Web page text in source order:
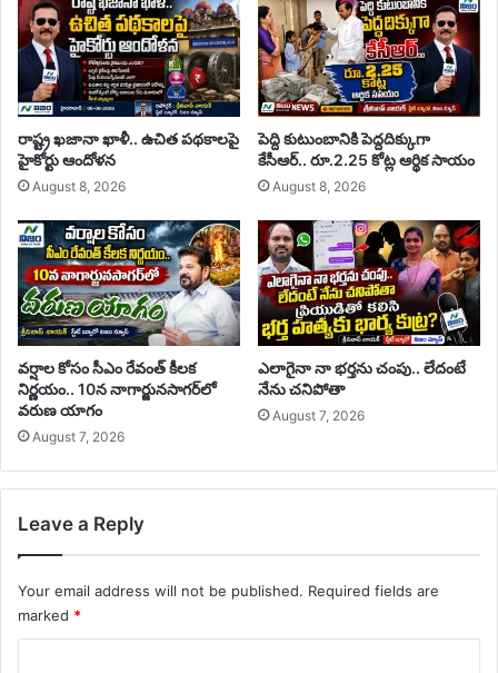
రాష్ట్ర ఖజానా ఖాళీ.. ఉచిత పథకాలపై
హైకోర్టు ఆందోళన
August 8, 2026
పెద్ది కుటుంబానికి పెద్దదిక్కుగా
కేసీఆర్.. రూ.2.25 కోట్ల ఆర్థిక సాయం
August 8, 2026
వర్షాల కోసం సీఎం రేవంత్ కీలక
నిర్ణయం.. 10న నాగార్జునసాగర్‌లో
వరుణ యాగం
August 7, 2026
ఎలాగైనా నా భర్తను చంపు.. లేదంటే
నేను చనిపోతా
August 7, 2026
Leave a Reply
Your email address will not be published. Required fields are
marked *